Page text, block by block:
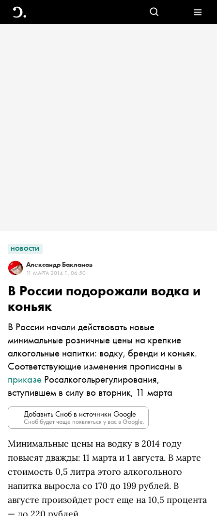
НОВОСТИ
Александр Бакланов
11 МАРТА 2014 Г., 06:50
В России подорожали водка и
коньяк
В России начали действовать новые
минимальные розничные цены на крепкие
алкогольные напитки: водку, бренди и коньяк.
Соответствующие изменения прописаны в
приказе Росалкогольрегулирования,
вступившем в силу во вторник, 11 марта
Добавить Сноб в источники Google
Сноб будет чаще появляться у вас в Google.
Минимальные цены на водку в 2014 году
повысят дважды: 11 марта и 1 августа. В марте
стоимость 0,5 литра этого алкогольного
напитка выросла со 170 до 199 рублей. В
августе произойдет рост еще на 10,5 процента